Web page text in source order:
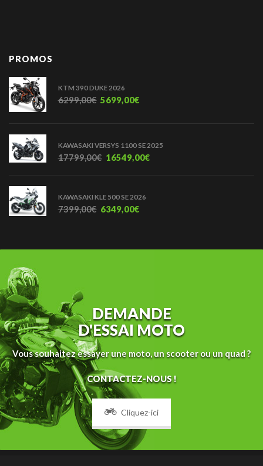
PROMOS
KTM 390 DUKE 2026
6299,00€ 5699,00€
KAWASAKI VERSYS 1100 SE 2025
17799,00€ 16549,00€
KAWASAKI KLE 500 SE 2026
7399,00€ 6349,00€
DEMANDE
D'ESSAI MOTO
Vous souhaitez essayer une moto, un scooter ou un quad ?
CONTACTEZ-NOUS !
Cliquez-ici